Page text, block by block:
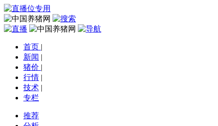
首页 |
新闻 |
猪价 |
行情 |
技术 |
专栏
推荐